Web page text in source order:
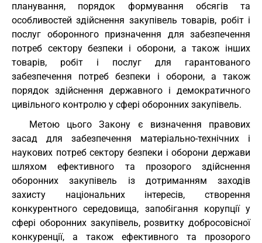
планування, порядок формування обсягів та
особливостей здійснення закупівель товарів, робіт і
послуг оборонного призначення для забезпечення
потреб сектору безпеки і оборони, а також інших
товарів, робіт і послуг для гарантованого
забезпечення потреб безпеки і оборони, а також
порядок здійснення державного і демократичного
цивільного контролю у сфері оборонних закупівель.
Метою цього Закону є визначення правових
засад для забезпечення матеріально-технічних і
наукових потреб сектору безпеки і оборони держави
шляхом ефективного та прозорого здійснення
оборонних закупівель із дотриманням заходів
захисту національних інтересів, створення
конкурентного середовища, запобігання корупції у
сфері оборонних закупівель, розвитку добросовісної
конкуренції, а також ефективного та прозорого